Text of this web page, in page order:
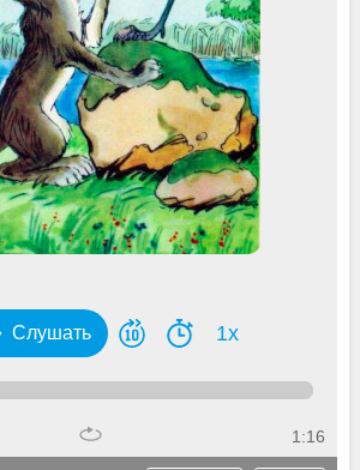
Слушать 1x
1:16